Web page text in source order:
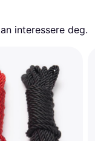
interessere deg.